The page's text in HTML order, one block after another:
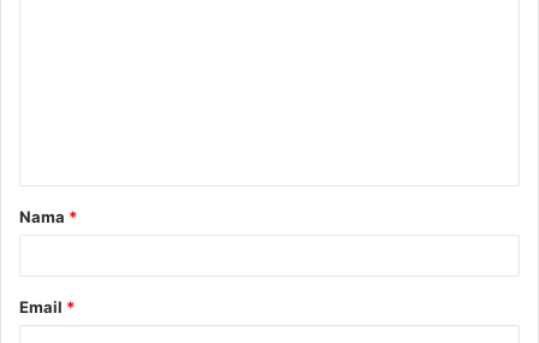
Nama *
Email *